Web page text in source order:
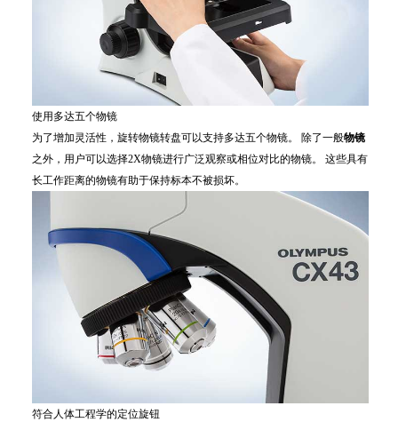
使用多达五个物镜
为了增加灵活性，旋转物镜转盘可以支持多达五个物镜。 除了一般物镜
之外，用户可以选择2X物镜进行广泛观察或相位对比的物镜。 这些具有
长工作距离的物镜有助于保持标本不被损坏。
符合人体工程学的定位旋钮